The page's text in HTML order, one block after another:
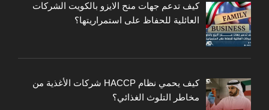
كيف تدعم جهات منح الايزو بالكويت الشركات
العائلية للحفاظ على استمراريتها؟
كيف يحمي نظام HACCP شركات الأغذية من
مخاطر التلوث الغذائي؟